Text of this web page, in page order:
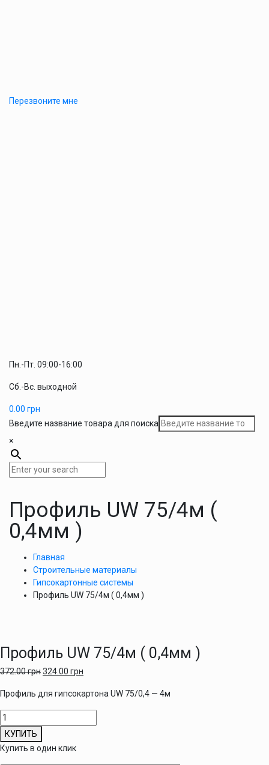
Перезвоните мне
Пн.-Пт. 09:00-16:00
Сб.-Вс. выходной
0.00 грн
Введите название товара для поиска
×
Профиль UW 75/4м (
0,4мм )
Главная
Строительные материалы
Гипсокартонные системы
Профиль UW 75/4м ( 0,4мм )
Профиль UW 75/4м ( 0,4мм )
372.00грн324.00 грн
Профиль для гипсокартона UW 75/0,4 — 4м
Количество
товара
Профиль
UW
КУПИТЬ
Купить в один клик